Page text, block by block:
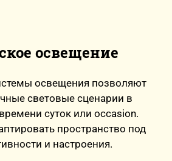
освещение
освещения позволяют
световые сценарии в
суток или occasion.
пространство под
и настроения.